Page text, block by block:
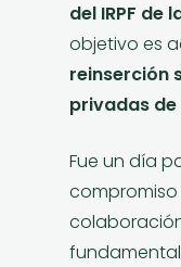
del IRPF de
objetivo es
reinserción
privadas
Fue un día